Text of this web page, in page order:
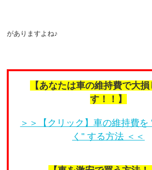
がありますよね♪
【あなたは車の維持費で大損
す！！】
＞＞【クリック】車の維持費を
く" する方法 ＜＜